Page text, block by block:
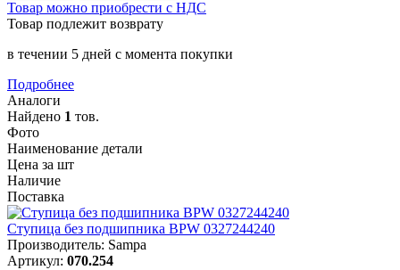
Товар можно приобрести с НДС
Товар подлежит возврату
в течении 5 дней с момента покупки
Подробнее
Аналоги
Найдено 1 тов.
Фото
Наименование детали
Цена за шт
Наличие
Поставка
Ступица без подшипника BPW 0327244240
Производитель: Sampa
Артикул: 070.254